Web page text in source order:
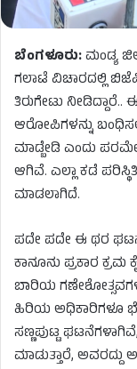
ಬೆಂಗಳೂರು:ಮಂಡ್ಯ
ಗಲಾಟೆ ವಿಚಾರದಲ್ಲಿ
ತಿರುಗೇಟು
ಆರೋಪಿಗಳನ್ನು
ಮಾಡ್ಬೇಡಿ ಎಂದು
ಆಗಿವೆ. ಎಲ್ಲಾ ಕಡೆ
ಮಾಡಲಾಗಿದೆ.
ಪದೇ ಪದೇ ಈ ಥರ
ಕಾನೂನು ಪ್ರಕಾರ ಕ್ರಮ
ಬಾರಿಯ ಗಣೇಶೋತ್ಸವಗಳ
ಹಿರಿಯ ಅಧಿಕಾರಿಗಳೂ
ಸಣ್ಣಪುಟ್ಟ
ಮಾಡುತ್ತಾರೆ,